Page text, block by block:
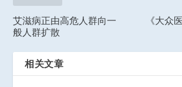
艾滋病正由高危人群向一
般人群扩散
《大众
相关文章